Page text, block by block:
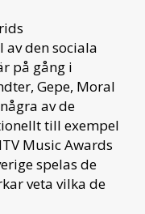
av den sociala
på gång i
Gepe, Moral
av de
till exempel
Music Awards
spelas de
veta vilka de